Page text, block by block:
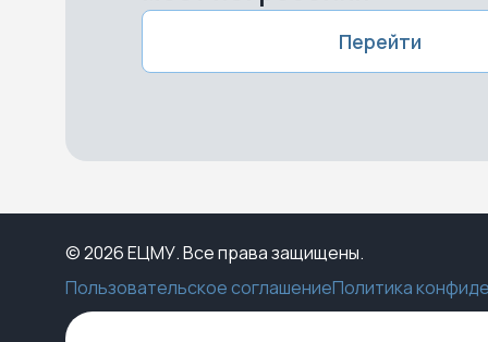
Перейти
© 2026 ЕЦМУ. Все права защищены.
Пользовательское соглашениеПолитика